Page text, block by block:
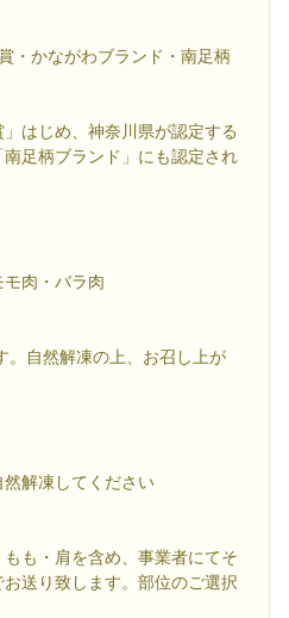
・かながわブランド・南足柄
はじめ、神奈川県が認定する
南足柄ブランド」にも認定され
肉・バラ肉
自然解凍の上、お召し上が
然解凍してください
もも・肩を含め、事業者にてそ
送り致します。部位のご選択